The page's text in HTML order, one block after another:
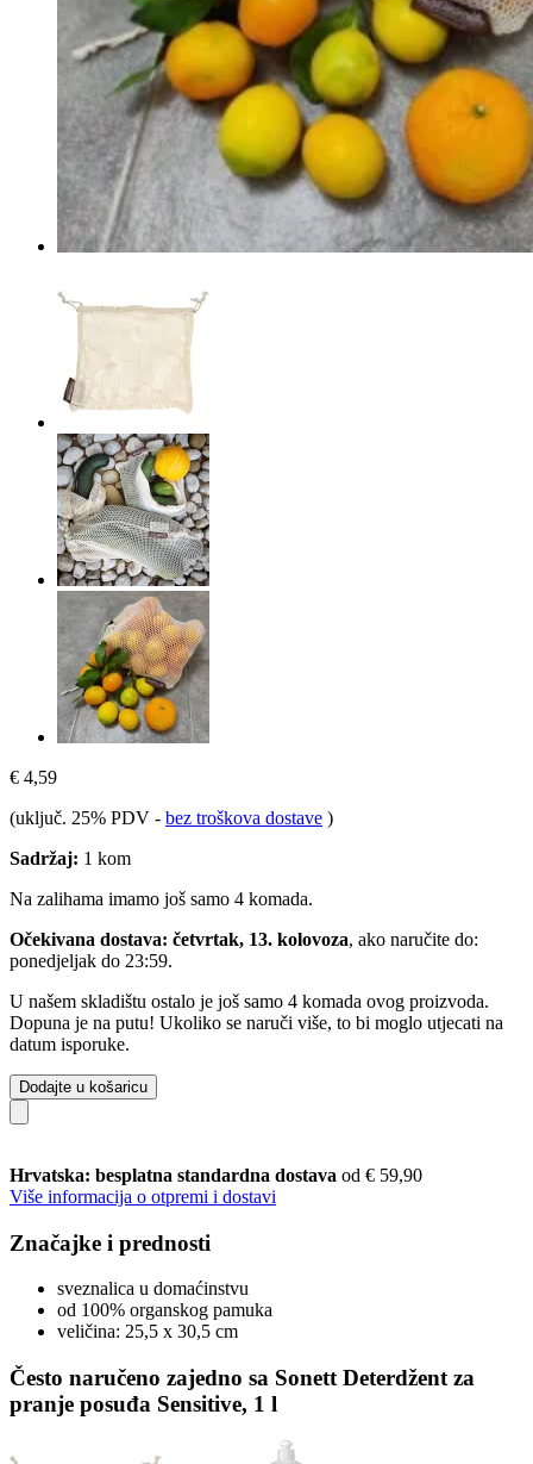
€ 4,59
(uključ. 25% PDV - bez troškova dostave )
Sadržaj: 1 kom
Na zalihama imamo još samo 4 komada.
Očekivana dostava: četvrtak, 13. kolovoza, ako naručite do:
ponedjeljak do 23:59.
U našem skladištu ostalo je još samo 4 komada ovog proizvoda.
Dopuna je na putu! Ukoliko se naruči više, to bi moglo utjecati na
datum isporuke.
Dodajte u košaricu
Hrvatska: besplatna standardna dostava od € 59,90
Više informacija o otpremi i dostavi
Značajke i prednosti
sveznalica u domaćinstvu
od 100% organskog pamuka
veličina: 25,5 x 30,5 cm
Često naručeno zajedno sa Sonett Deterdžent za
pranje posuđa Sensitive, 1 l